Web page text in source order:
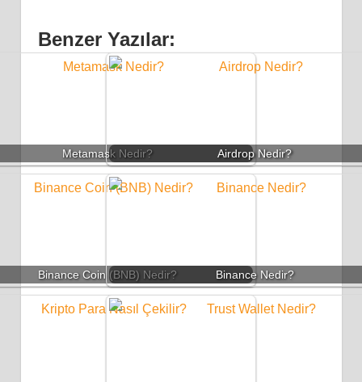
Benzer Yazılar:
Metamask Nedir? Airdrop Nedir?
Binance Coin (BNB) Nedir? Binance Nedir?